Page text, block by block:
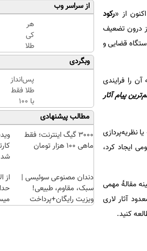
رکود
درون تضعیف
قضایی و
را فرایندی
پیام آثار
نظریه‌پردازی
ایجاد کرد،
مقالۀ مهمی
آثار لاری
کنید.
از سراسر وب
هر
کی
طلا
داره،
غم
نداره!
😊💎
(خرید
طلا با
چند
کلیک)
وبگردی
پس‌انداز
طلا فقط
با ۱۰۰
هزارتومان
(امن و
راحت)
مطالب پیشنهادی
3000 گیگ اینترنت؛ فقط
ماهی 100 هزار تومان
دندان مصنوعی سوئیسی |
سبک، مقاوم، طبیعی!
ویزیت رایگان+پرداخت
از